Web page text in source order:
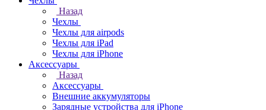
Назад
Чехлы
Чехлы для airpods
Чехлы для iPad
Чехлы для iPhone
Аксессуары
Назад
Аксессуары
Внешние аккумуляторы
Зарядные устройства для iPhone